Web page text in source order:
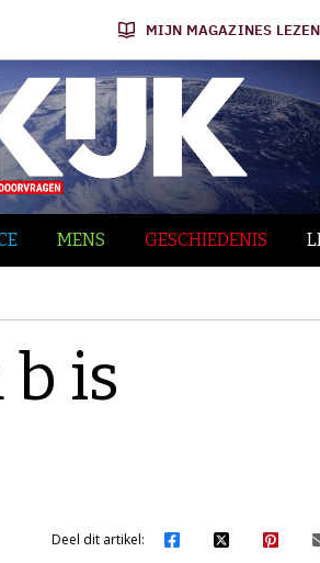
MIJN MAGAZINES LEZEN
MENS GESCHIEDENIS
b is
Deel dit artikel: